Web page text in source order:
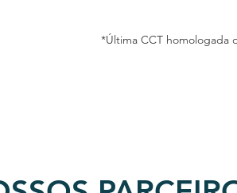
*Última CCT homologada